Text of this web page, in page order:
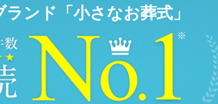
ンド「小さなお葬式」